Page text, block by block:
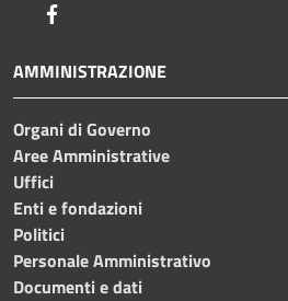
AMMINISTRAZIONE
Organi di Governo
Aree Amministrative
Uffici
Enti e fondazioni
Politici
Personale Amministrativo
Documenti e dati